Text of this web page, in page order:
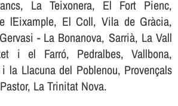
La Teixonera, El Fort Pienc,
l´Eixample, El Coll, Vila de Gràcia,
- La Bonanova, Sarrià, La Vall
i el Farró, Pedralbes, Vallbona,
la Llacuna del Poblenou, Provençals
La Trinitat Nova.